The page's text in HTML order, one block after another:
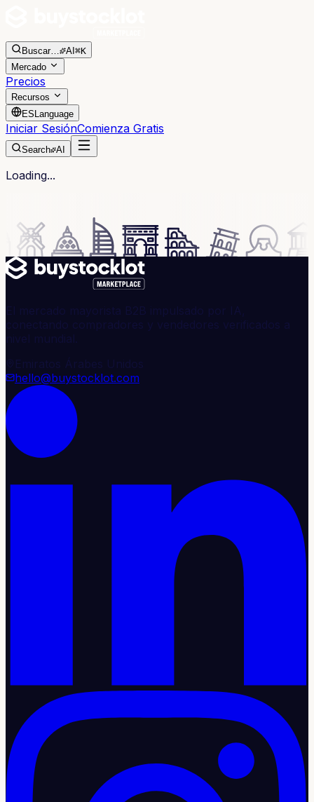
Buscar… AI ⌘K
Mercado
Precios
Recursos
ES Language
Iniciar SesiónComienza Gratis
Search AI
Loading...
El mercado mayorista B2B impulsado por IA,
conectando compradores y vendedores verificados a
nivel mundial.
Emiratos Árabes Unidos
hello@buystocklot.com